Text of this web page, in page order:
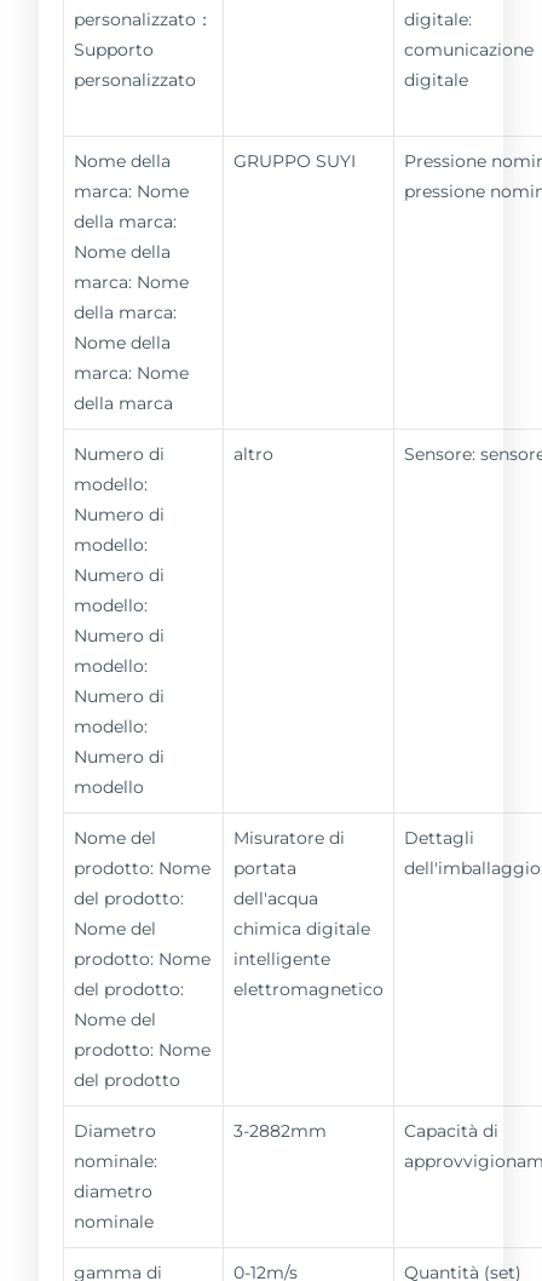
personalizzato：
Supporto
personalizzato
digitale:
comunicazione
digitale
Nome della
marca: Nome
della marca:
Nome della
marca: Nome
della marca:
Nome della
marca: Nome
della marca
GRUPPO SUYI
Pressione
pressione
Numero di
modello:
Numero di
modello:
Numero di
modello:
Numero di
modello:
Numero di
modello:
Numero di
modello
altro Sensore:
Nome del
prodotto: Nome
del prodotto:
Nome del
prodotto: Nome
del prodotto:
Nome del
prodotto: Nome
del prodotto
Misuratore di
portata
dell'acqua
chimica digitale
intelligente
elettromagnetico
Dettagli
Diametro
nominale:
diametro
nominale
3-2882mm
Capacità di
gamma di 0-12m/s Quantità (set)